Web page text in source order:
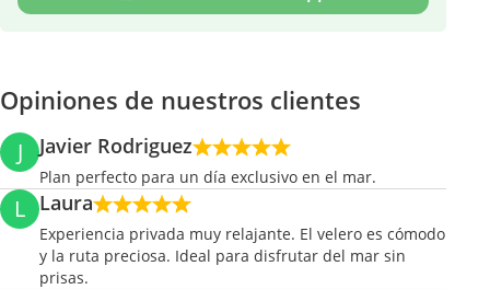
Opiniones de nuestros clientes
J Javier Rodriguez
Plan perfecto para un día exclusivo en el mar.
L Laura
Experiencia privada muy relajante. El velero es cómodo
y la ruta preciosa. Ideal para disfrutar del mar sin
prisas.